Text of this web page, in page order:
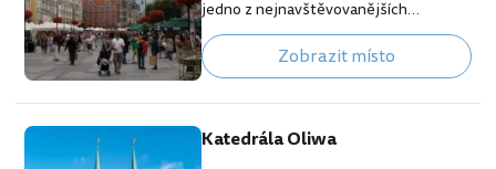
jedno z nejnavštěvovanějších
turistických míst. Na jednom konci do
ulice Długa, která vede směrem k
hlavnímu nádraží, na druhém místě se
skrz Zelenou bránu projde na nábřeží
řeky Moltawa. 👉 Naše tipy na nejlepší
hotely v Gdaňsku Náměstí bylo
Zobrazit místo
Katedrála Oliwa